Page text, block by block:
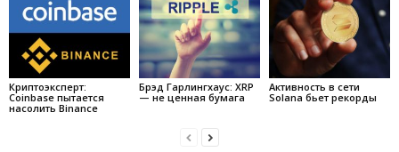
Криптоэксперт:
Coinbase пытается
насолить Binance
Брэд Гарлингхаус: XRP
— не ценная бумага
Активность в сети
Solana бьет рекорды